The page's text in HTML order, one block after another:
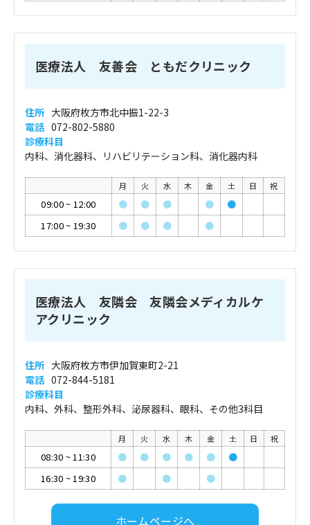
医療法人 友善会 ともだクリニック
住所 大阪府枚方市北中振1-22-3
電話 072-802-5880
診療科目
内科、消化器科、リハビリテーション科、消化器内科
月 火 水 木 金 土 日 祝
09:00~ 12:00 ● ● ● ●
●
17:00~ 19:30 ● ● ● ●
医療法人 友隣会 友隣会メディカルケ
アクリニック
住所 大阪府枚方市伊加賀東町2-21
電話 072-844-5181
診療科目
内科、外科、整形外科、泌尿器科、眼科、その他3科目
月 火 水 木 金 土 日 祝
08:30 ~11:30 ● ● ● ● ●
●
16:30 ~19:30 ● ● ●
ホームページへ